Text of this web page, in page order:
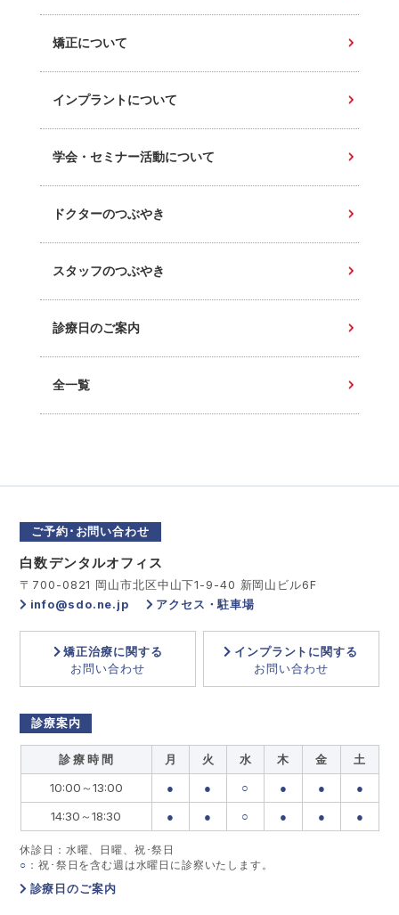
矯正について
インプラントについて
学会・セミナー活動について
ドクターのつぶやき
スタッフのつぶやき
診療日のご案内
全一覧
ご予約･お問い合わせ
白数デンタルオフィス
〒700-0821 岡山市北区中山下1-9-40 新岡山ビル6F
info@sdo.ne.jp
アクセス・駐車場
矯正治療に関する
お問い合わせ
インプラントに関する
お問い合わせ
診療案内
診 療 時 間 月 火 水 木 金
土
10:00～13:00
● ● ○ ● ●
●
14:30～18:30
● ● ○ ● ● ●
休診日：水曜、日曜、祝･祭日
○ ：祝･祭日を含む週は水曜日に診察いたします。
診療日のご案内